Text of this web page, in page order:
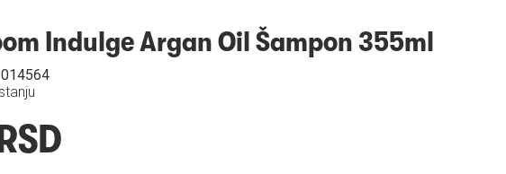
Indulge Argan Oil Šampon 355ml
014564